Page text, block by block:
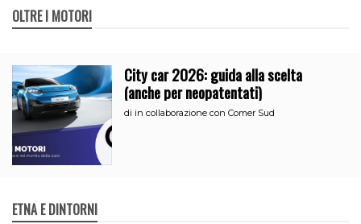
OLTRE I MOTORI
City car 2026: guida alla scelta
(anche per neopatentati)
di in collaborazione con Comer Sud
ETNA E DINTORNI